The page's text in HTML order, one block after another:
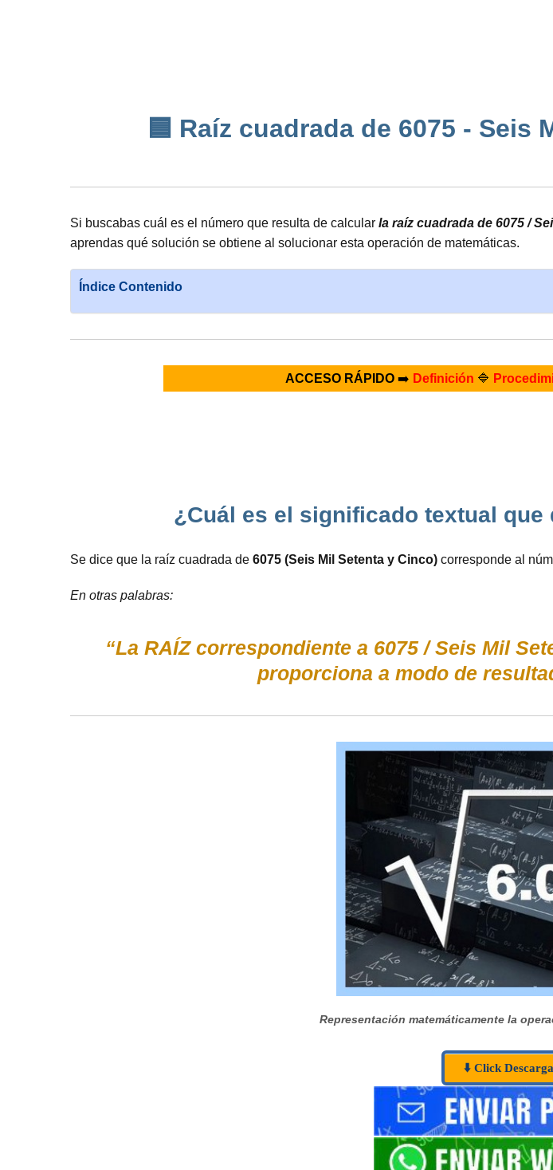
🟦 Raíz cuadrada de 6075 - Seis
Si buscabas cuál es el número que resulta de calcular la raíz cuadrada de 6075 /
aprendas qué solución se obtiene al solucionar esta operación de matemáticas.
Índice Contenido
ACCESO RÁPIDO➡️ Definición 🔷
¿Cuál es el significado textual que
Se dice que la raíz cuadrada de 6075 (Seis Mil Setenta y Cinco) corresponde al
En otras palabras:
“La RAÍZ correspondiente a 6075 / Seis Mil
proporciona a modo de
Representación matemáticamente la
⬇️ Click